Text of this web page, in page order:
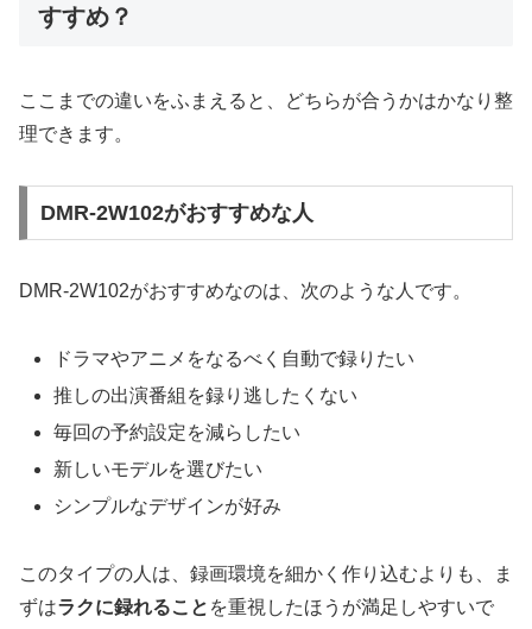
すすめ？
ここまでの違いをふまえると、どちらが合うかはかなり整
理できます。
DMR-2W102がおすすめな人
DMR-2W102がおすすめなのは、次のような人です。
ドラマやアニメをなるべく自動で録りたい
推しの出演番組を録り逃したくない
毎回の予約設定を減らしたい
新しいモデルを選びたい
シンプルなデザインが好み
このタイプの人は、録画環境を細かく作り込むよりも、ま
ずはラクに録れること を重視したほうが満足しやすいで